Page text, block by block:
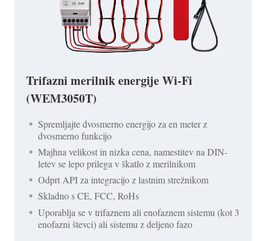
Trifazni merilnik energije Wi-Fi
(WEM3050T)
Spremljajte dvosmerno energijo za en meter z
dvosmerno funkcijo
Majhna velikost in nizka cena, namestitev na DIN-
letev se lepo prilega v škatlo z merilnikom
Odprt API za integracijo z lastnim strežnikom
Skladno s CE, FCC, RoHs
Uporablja se v trifaznem ali enofaznem sistemu (kot 3
enofazni števci) ali sistemu z deljeno fazo